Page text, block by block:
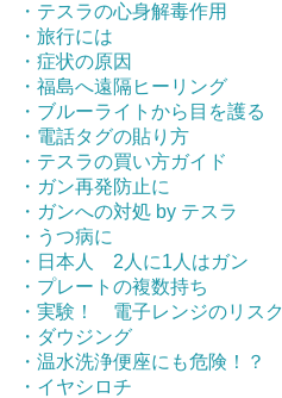
・テスラの心身解毒作用
・旅行には
・症状の原因
・福島へ遠隔ヒーリング
・ブルーライトから目を護る
・電話タグの貼り方
・テスラの買い方ガイド
・ガン再発防止に
・ガンへの対処 by テスラ
・うつ病に
・日本人 2人に1人はガン
・プレートの複数持ち
・実験！ 電子レンジのリスク
・ダウジング
・温水洗浄便座にも危険！？
・イヤシロチ